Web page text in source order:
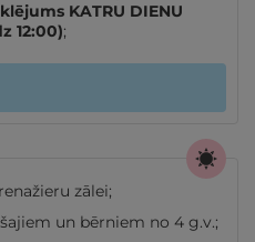
KATRU DIENU
12:00);
zālei;
un bērniem no 4 g.v.;